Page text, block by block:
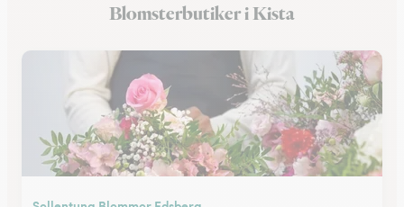
Blomsterbutiker i Solna
Blomsterbutiker i Kista